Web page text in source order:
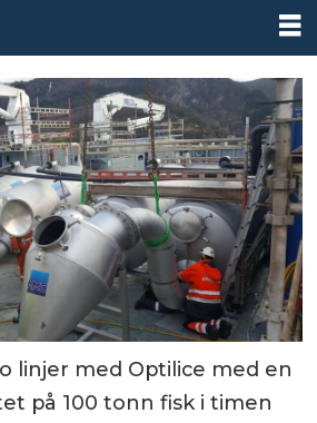
linjer med Optilice med en
på 100 tonn fisk i timen